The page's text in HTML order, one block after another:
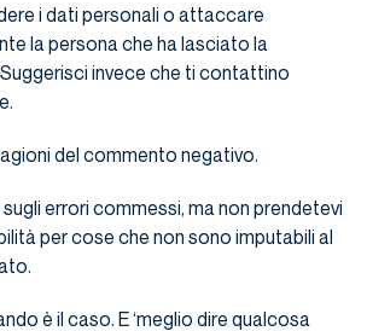
i dati personali o attaccare
la persona che ha lasciato la
invece che ti contattino
del commento negativo.
errori commessi, ma non prendetevi
per cose che non sono imputabili al
è il caso. E ‘meglio dire qualcosa